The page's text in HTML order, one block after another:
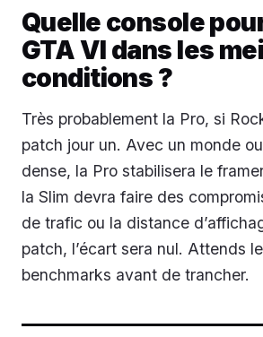
Quelle console
GTA VI dans les
conditions ?
Très probablement la Pro, si
patch jour un. Avec un monde
dense, la Pro stabilisera le
la Slim devra faire des
de trafic ou la distance
patch, l’écart sera nul. Attends
benchmarks avant de trancher.